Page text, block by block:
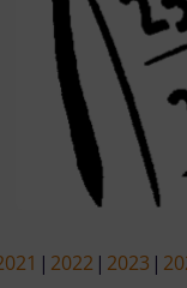
2022 2023